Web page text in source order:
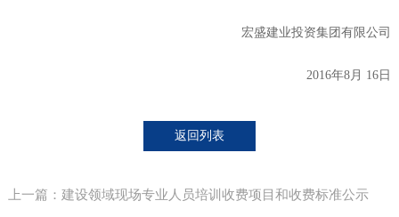
宏盛建业投资集团有限公司
2016年8月 16 日
返回列表
上一篇：建设领域现场专业人员培训收费项目和收费标准公示